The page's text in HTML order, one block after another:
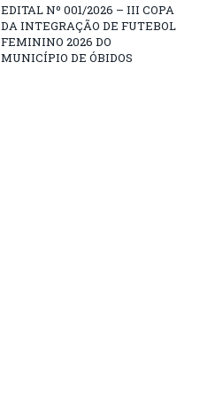
EDITAL Nº 001/2026 – III COPA
DA INTEGRAÇÃO DE FUTEBOL
FEMININO 2026 DO
MUNICÍPIO DE ÓBIDOS